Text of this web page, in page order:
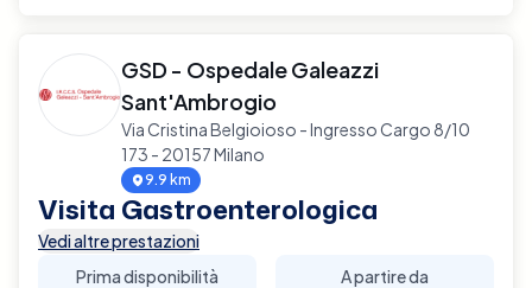
GSD - Ospedale Galeazzi
Sant'Ambrogio
Via Cristina Belgioioso - Ingresso Cargo 8/10
173 - 20157 Milano
9.9 km
Visita Gastroenterologica
Vedi altre prestazioni
Prima disponibilità
A partire da